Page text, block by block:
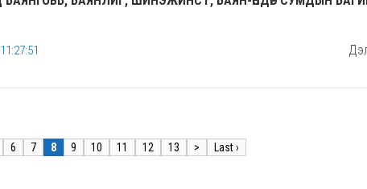
6 7 8 9 10 11 12 13 > Last ›